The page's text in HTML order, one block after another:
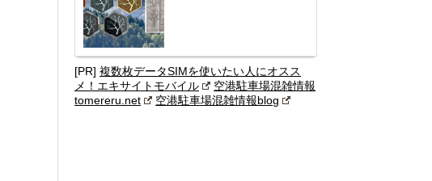
[PR] 複数枚データSIMを使いたい人にオスス
メ！エキサイトモバイル
空港駐車場混雑情報
tomereru.net
空港駐車場混雑情報blog